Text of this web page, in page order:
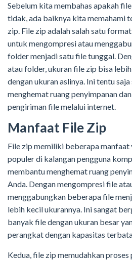
Sebelum kita membahas apakah
tidak, ada baiknya kita memahami
zip. File zip adalah salah satu
untuk mengompresi atau
folder menjadi satu file tunggal.
atau folder, ukuran file zip bisa
dengan ukuran aslinya. Ini tentu
menghemat ruang penyimpanan
pengiriman file melalui internet.
Manfaat File Zip
File zip memiliki beberapa manfaat
populer di kalangan pengguna
membantu menghemat ruang
Anda. Dengan mengompresi file
menggabungkan beberapa file
lebih kecil ukurannya. Ini sangat
banyak file dengan ukuran besar
perangkat dengan kapasitas
Kedua, file zip memudahkan